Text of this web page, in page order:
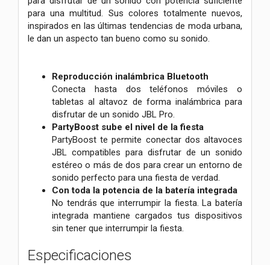
para una multitud. Sus colores totalmente nuevos,
inspirados en las últimas tendencias de moda urbana,
le dan un aspecto tan bueno como su sonido.
Reproducción inalámbrica Bluetooth
Conecta hasta dos teléfonos móviles o
tabletas al altavoz de forma inalámbrica para
disfrutar de un sonido JBL Pro.
PartyBoost sube el nivel de la fiesta
PartyBoost te permite conectar dos altavoces
JBL compatibles para disfrutar de un sonido
estéreo o más de dos para crear un entorno de
sonido perfecto para una fiesta de verdad.
Con toda la potencia de la batería integrada
No tendrás que interrumpir la fiesta. La batería
integrada mantiene cargados tus dispositivos
sin tener que interrumpir la fiesta.
Especificaciones